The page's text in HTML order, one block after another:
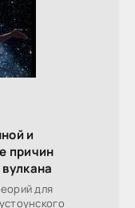
и
причин
для